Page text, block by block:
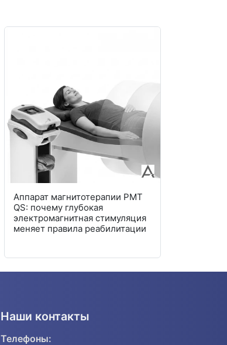
Аппарат магнитотерапии PMT
QS: почему глубокая
электромагнитная стимуляция
меняет правила реабилитации
Наши контакты
Телефоны: